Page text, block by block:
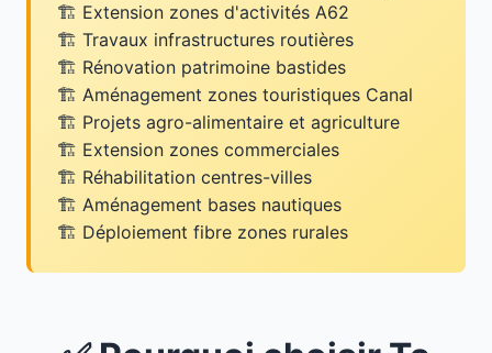
Extension zones d'activités A62
Travaux infrastructures routières
Rénovation patrimoine bastides
Aménagement zones touristiques Canal
Projets agro-alimentaire et agriculture
Extension zones commerciales
Réhabilitation centres-villes
Aménagement bases nautiques
Déploiement fibre zones rurales